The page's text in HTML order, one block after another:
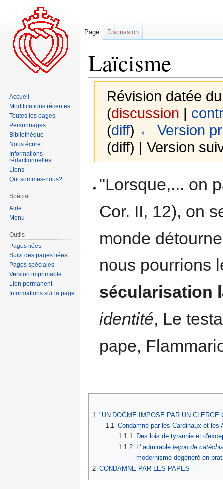
Laïcisme
Révision datée
(discussion |
(diff) ← Version
(diff) | Version
navigation
recherche
"Lorsque,... on
Cor. II, 12), on
monde
nous pourrions
sécularisation
identité, Le
pape,
1 "UN DOGME IMPOSE PAR UN CLERGE
1.1 Condamné par les Cardinaux et les
1.1.1
Des lois de tyrannie et
1.1.2
L' admirableleçon de
modernisme dégénéré en
2 CONDAMNE PAR LES PAPES
Page Discussion
Accueil
Modifications récentes
Toutes les pages
Personnages
Bibliothèque
Nous écrire
Informations
rédactionnelles
Liens
Qui sommes-nous?
Spécial
Aide
Menu
Outils
Pages liées
Suivi des pages liées
Pages spéciales
Version imprimable
Lien permanent
Informations sur la page